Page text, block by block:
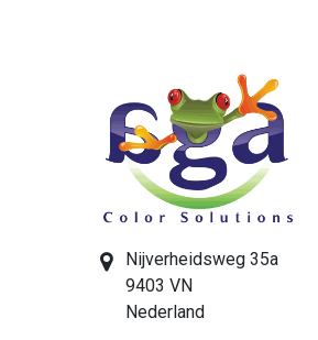
Nijverheidsweg 35a
9403 VN
Nederland